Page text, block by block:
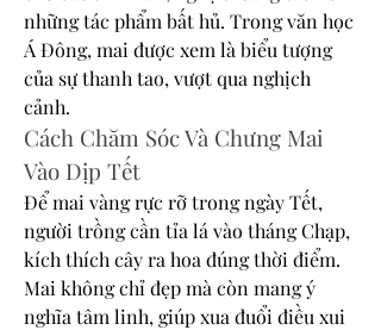
những tác phẩm bất hủ. Trong văn học
Á Đông, mai được xem là biểu tượng
của sự thanh tao, vượt qua nghịch
cảnh.
Cách Chăm Sóc Và Chưng Mai
Vào Dịp Tết
Để mai vàng rực rỡ trong ngày Tết,
người trồng cần tỉa lá vào tháng Chạp,
kích thích cây ra hoa đúng thời điểm.
Mai không chỉ đẹp mà còn mang ý
nghĩa tâm linh, giúp xua đuổi điều xui